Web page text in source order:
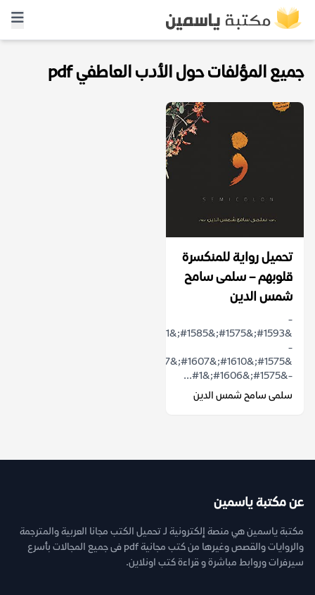
جميع المؤلفات حول الأدب العاطفي pdf
تحميل رواية للمنكسرة
قلوبهم – سلمى سامح
شمس الدين
-
-
-&#1575;&#1606;&#1...
سلمى سامح شمس الدين
عن مكتبة ياسمين
مكتبة ياسمين هي منصة إلكترونية لـ تحميل الكتب مجانا العربية والمترجمة
والروايات والقصص وغيرها من كتب مجانية pdf فى جميع المجالات بأسرع
سيرفرات وروابط مباشرة و قراءة كتب اونلاين.